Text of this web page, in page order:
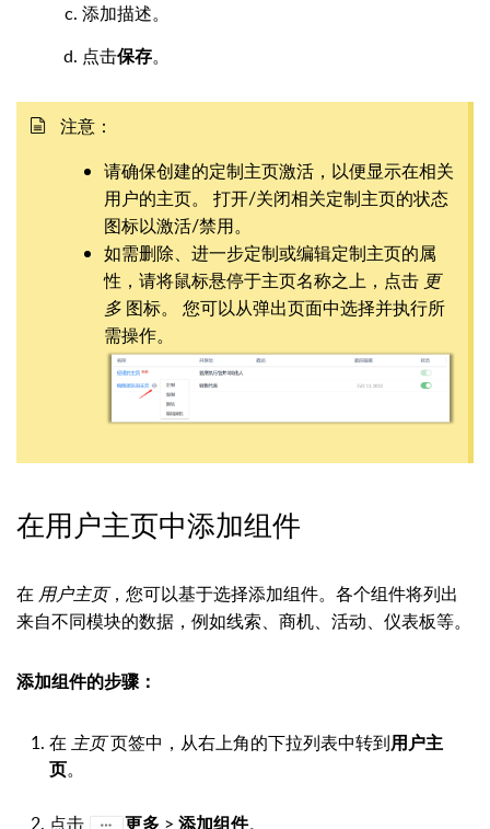
添加描述。
点击保存。
注意：
请确保创建的定制主页激活，以便显示在相关
用户的主页。 打开/关闭相关定制主页的状态
图标以激活/禁用。
如需删除、进一步定制或编辑定制主页的属
性，请将鼠标悬停于主页名称之上，点击 更
多 图标。 您可以从弹出页面中选择并执行所
需操作。
在用户主页中添加组件
在 用户主页，您可以基于选择添加组件。各个组件将列出
来自不同模块的数据，例如线索、商机、活动、仪表板等。
添加组件的步骤：
在 主页页签中，从右上角的下拉列表中转到用户主
页。
点击 更多 > 添加组件。